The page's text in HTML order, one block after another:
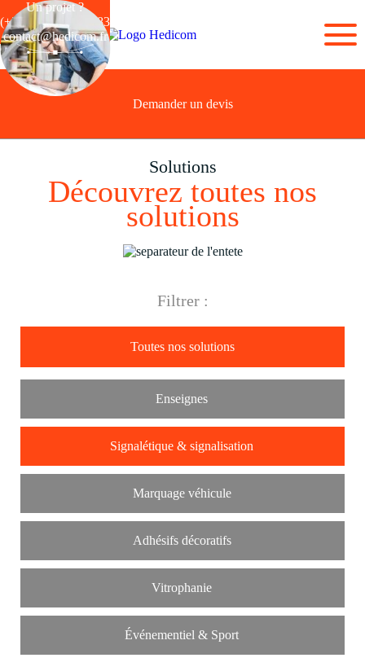
Un projet ?
(+33) 03 28 44 26 83
contact@hedicom.fr
Demander un devis
Solutions
Découvrez toutes nos
solutions
Enseignes
Signalétique & signalisation
Marquage véhicule
Adhésifs décoratifs
Vitrophanie
Événementiel & Sport